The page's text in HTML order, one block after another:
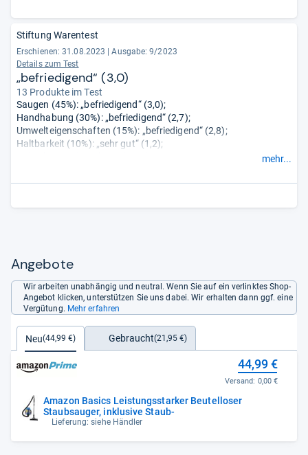
Stiftung Warentest
Erschienen: 31.08.2023
Ausgabe: 9/2023
Details zum Test
„befriedigend“ (3,0)
13 Produkte im Test
Saugen (45%): „befriedigend“ (3,0);
Handhabung (30%): „befriedigend“ (2,7);
Umwelteigenschaften (15%): „befriedigend“ (2,8);
Haltbarkeit (10%): „sehr gut“ (1,2);
mehr...
Angebote
Wir arbeiten unabhängig und neutral. Wenn Sie auf ein verlinktes Shop-
Angebot klicken, unterstützen Sie uns dabei. Wir erhalten dann ggf. eine
Vergütung. Mehr erfahren
Neu(44,99 €) Gebraucht(21,95 €)
Amazon Basics Leistungsstarker Beutelloser
Staubsauger, inklusive Staub-
Lieferung: siehe Händler
44,99 €
Versand: 0,00 €